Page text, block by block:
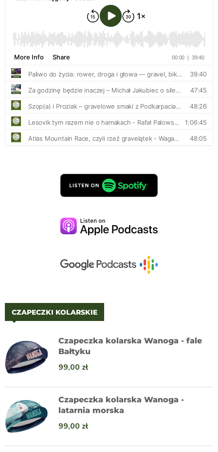
CZAPECZKI KOLARSKIE
Czapeczka kolarska Wanoga - fale
Bałtyku
99,00 zł
Czapeczka kolarska Wanoga -
latarnia morska
99,00 zł